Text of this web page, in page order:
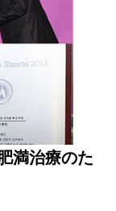
満治療のた